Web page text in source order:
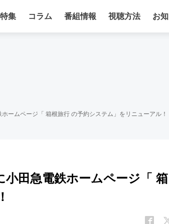
集 コラム 番組情報 視聴方法 お
ームページ「 箱根旅行 の予約システム」をリニューアル！
小田急電鉄ホームページ「 箱